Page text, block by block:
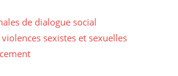
de dialogue social
sexistes et sexuelles